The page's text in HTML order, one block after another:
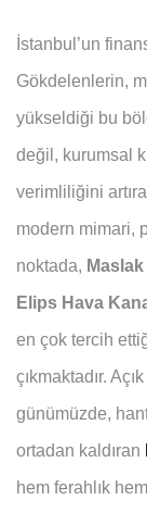
İstanbul’un
Gökdelenlerin,
yükseldiği bu
değil, kurumsal
verimliliğini
modern mimari,
noktada,
Elips Hava
en çok tercih
çıkmaktadır.
günümüzde,
ortadan kaldıran
hem ferahlık